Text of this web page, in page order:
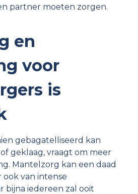
partner moeten zorgen.
en
voor
is
gebagatelliseerd kan
geklaag, vraagt om meer
Mantelzorg kan een daad
ook van intense
bijna iedereen zal ooit